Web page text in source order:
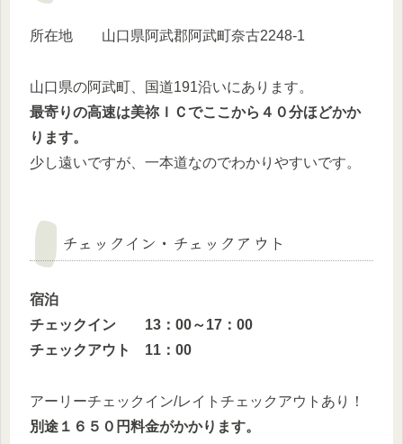
所在地 山口県阿武郡阿武町奈古2248-1
山口県の阿武町、国道191沿いにあります。
最寄りの高速は美祢ＩＣでここから４０分ほどかか
ります。
少し遠いですが、一本道なのでわかりやすいです。
チェックイン・チェックアウト
宿泊
チェックイン 13：00～17：00
チェックアウト 11：00
アーリーチェックイン/レイトチェックアウトあり！
別途１６５０円料金がかかります。